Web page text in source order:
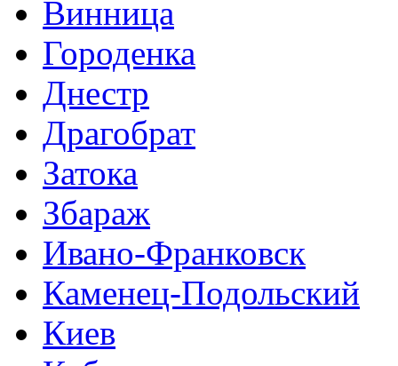
Винница
Городенка
Днестр
Драгобрат
Затока
Збараж
Ивано-Франковск
Каменец-Подольский
Киев